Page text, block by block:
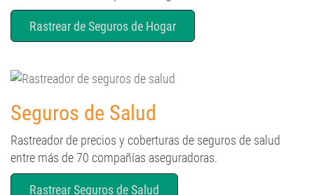
Rastrear de Seguros de Hogar
Seguros de Salud
Rastreador de precios y coberturas de seguros de salud
entre más de 70 compañías aseguradoras.
Rastrear Seguros de Salud